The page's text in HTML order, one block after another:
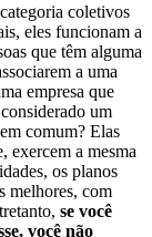
coletivos
eles funcionam a
que têm alguma
a uma
empresa que
um
comum? Elas
exercem a mesma
os planos
melhores, com
se você
você não